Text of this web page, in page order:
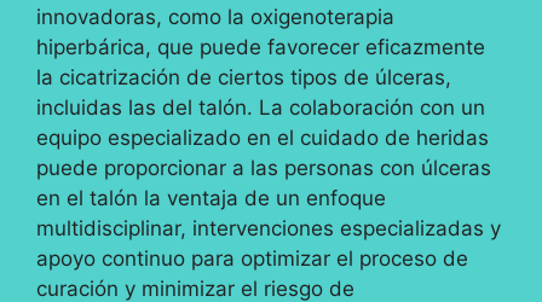
innovadoras, como la oxigenoterapia
hiperbárica, que puede favorecer eficazmente
la cicatrización de ciertos tipos de úlceras,
incluidas las del talón. La colaboración con un
equipo especializado en el cuidado de heridas
puede proporcionar a las personas con úlceras
en el talón la ventaja de un enfoque
multidisciplinar, intervenciones especializadas y
apoyo continuo para optimizar el proceso de
curación y minimizar el riesgo de